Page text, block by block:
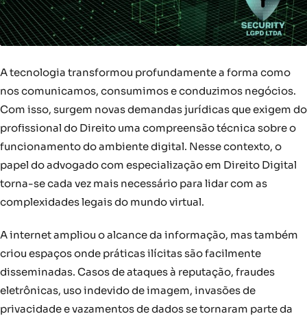
A tecnologia transformou profundamente a forma como
nos comunicamos, consumimos e conduzimos negócios.
Com isso, surgem novas demandas jurídicas que exigem do
profissional do Direito uma compreensão técnica sobre o
funcionamento do ambiente digital. Nesse contexto, o
papel do advogado com especialização em Direito Digital
torna-se cada vez mais necessário para lidar com as
complexidades legais do mundo virtual.
A internet ampliou o alcance da informação, mas também
criou espaços onde práticas ilícitas são facilmente
disseminadas. Casos de ataques à reputação, fraudes
eletrônicas, uso indevido de imagem, invasões de
privacidade e vazamentos de dados se tornaram parte da